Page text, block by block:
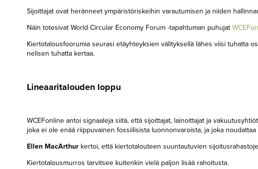
Sijoittajat ovat heränneet ympäristöriskeihin varautumisen ja niiden
Näin totesivat World Circular Economy Forum -tapahtuman puhujat
Kiertotalousfoorumia seurasi etäyhteyksien välityksellä lähes viisi tuhatta
nelisen tuhatta kertaa.
Lineaaritalouden loppu
WCEFonline antoi signaaleja siitä, että sijoittajat, lainoittajat ja
joka ei ole enää riippuvainen fossiilisista luonnonvaroista, ja joka
Ellen MacArthurkertoi, että kiertotalouteen suuntautuvien
Kiertotalousmurros tarvitsee kuitenkin vielä paljon lisää rahoitusta.